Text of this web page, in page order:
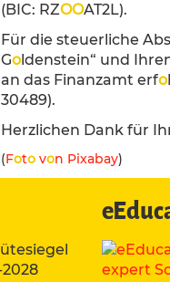
(BIC: RZOOAT2L).
Für die steuerliche
Goldenstein“ und
an das Finanzamt erfo
30489).
Herzlichen Dank für
(Foto von Pixabay)